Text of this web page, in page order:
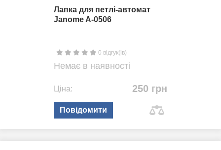
Лапка для петлі-автомат
Janome A-0506
0 відгук(ів)
Немає в наявності
Ціна: 250 грн
Повідомити